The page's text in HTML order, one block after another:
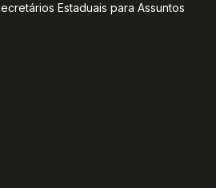
Estaduais para Assuntos